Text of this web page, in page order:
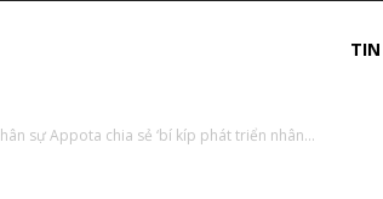
Newssự Appota chia sẻ ‘bí kíp phát triển nhân...